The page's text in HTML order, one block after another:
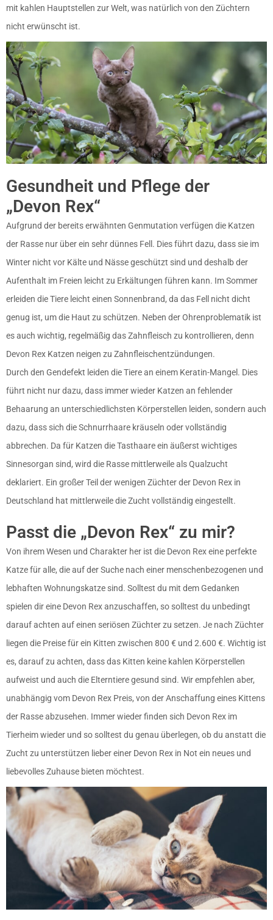
mit kahlen Hauptstellen zur Welt, was natürlich von den Züchtern
nicht erwünscht ist.
Gesundheit und Pflege der
„Devon Rex“
Aufgrund der bereits erwähnten Genmutation verfügen die Katzen
der Rasse nur über ein sehr dünnes Fell. Dies führt dazu, dass sie im
Winter nicht vor Kälte und Nässe geschützt sind und deshalb der
Aufenthalt im Freien leicht zu Erkältungen führen kann. Im Sommer
erleiden die Tiere leicht einen Sonnenbrand, da das Fell nicht dicht
genug ist, um die Haut zu schützen. Neben der Ohrenproblematik ist
es auch wichtig, regelmäßig das Zahnfleisch zu kontrollieren, denn
Devon Rex Katzen neigen zu Zahnfleischentzündungen.
Durch den Gendefekt leiden die Tiere an einem Keratin-Mangel. Dies
führt nicht nur dazu, dass immer wieder Katzen an fehlender
Behaarung an unterschiedlichsten Körperstellen leiden, sondern auch
dazu, dass sich die Schnurrhaare kräuseln oder vollständig
abbrechen. Da für Katzen die Tasthaare ein äußerst wichtiges
Sinnesorgan sind, wird die Rasse mittlerweile als Qualzucht
deklariert. Ein großer Teil der wenigen Züchter der Devon Rex in
Deutschland hat mittlerweile die Zucht vollständig eingestellt.
Passt die „Devon Rex“ zu mir?
Von ihrem Wesen und Charakter her ist die Devon Rex eine perfekte
Katze für alle, die auf der Suche nach einer menschenbezogenen und
lebhaften Wohnungskatze sind. Solltest du mit dem Gedanken
spielen dir eine Devon Rex anzuschaffen, so solltest du unbedingt
darauf achten auf einen seriösen Züchter zu setzen. Je nach Züchter
liegen die Preise für ein Kitten zwischen 800 € und 2.600 €. Wichtig ist
es, darauf zu achten, dass das Kitten keine kahlen Körperstellen
aufweist und auch die Elterntiere gesund sind. Wir empfehlen aber,
unabhängig vom Devon Rex Preis, von der Anschaffung eines Kittens
der Rasse abzusehen. Immer wieder finden sich Devon Rex im
Tierheim wieder und so solltest du genau überlegen, ob du anstatt die
Zucht zu unterstützen lieber einer Devon Rex in Not ein neues und
liebevolles Zuhause bieten möchtest.